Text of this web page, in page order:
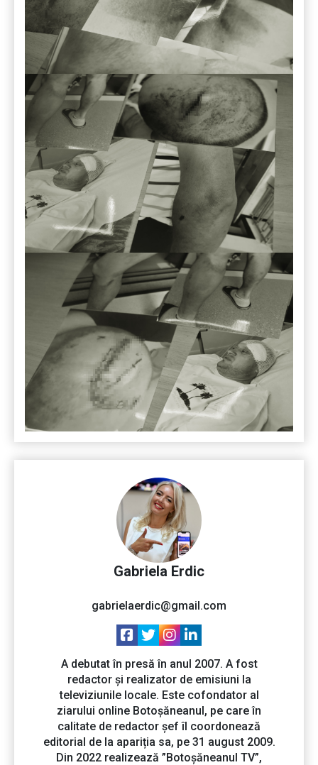
Gabriela Erdic
gabrielaerdic@gmail.com
A debutat în presă în anul 2007. A fost
redactor și realizator de emisiuni la
televiziunile locale. Este cofondator al
ziarului online Botoșăneanul, pe care în
calitate de redactor șef îl coordonează
editorial de la apariția sa, pe 31 august 2009.
Din 2022 realizează ”Botoșăneanul TV”,